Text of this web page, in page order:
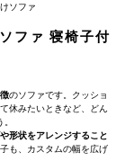
ソファ
ファ 寝椅子付
のソファです。クッショ
休みたいときなど、どん
形状をアレンジすること
も、カスタムの幅を広げ